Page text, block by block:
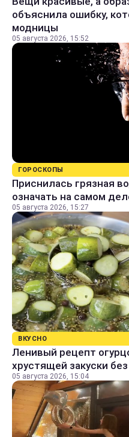
объяснила ошибку,
модницы
05 августа 2026, 15:52
ГОРОСКОПЫ
Приснилась грязная
означать на самом
05 августа 2026, 15:27
ВКУСНО
Ленивый рецепт
хрустящей закуски
05 августа 2026, 15:04